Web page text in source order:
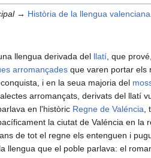
→ Història de la llengua valenciana
llengua derivada del llatí , que
arromançades que varen portar els
i en la seua majoria del
arromançats, derivats del llatí
en l'històric Regne de Valéncia
la ciutat de Valéncia en la
de tot el regne els entenguen i
llengua que el poble parlava: el